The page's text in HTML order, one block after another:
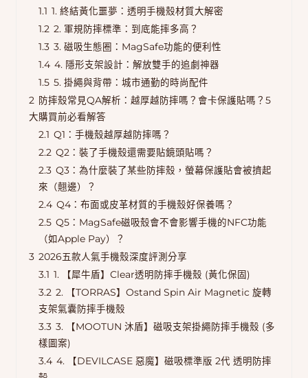
1.1 1. 終結黃化噩夢：透明手機殼材質大解密
1.2 2. 軍規防摔標準：到底能摔多高？
1.3 3. 磁吸生態圈：MagSafe功能的便利性
1.4 4. 隱形支架設計：解放雙手的追劇神器
1.5 5. 掛繩與背帶：城市通勤的時尚配件
2 防摔殼常見QA解析：越厚越防摔嗎？會卡保護貼嗎？5
大購買前必看解答
2.1 Q1：手機殼越厚越防摔嗎？
2.2 Q2：裝了手機殼還需要貼鏡頭貼嗎？
2.3 Q3：為什麼裝了某些防摔殼，螢幕保護貼會被擠起
來（翹邊）？
2.4 Q4：布面或皮革材質的手機殼好保養嗎？
2.5 Q5：MagSafe磁吸殼會不會影響手機的NFC功能
（如Apple Pay）？
3 2026五款人氣手機殼深度評測分享
3.1 1. 【犀牛盾】Clear透明防摔手機殼 (黃化保固)
3.2 2. 【TORRAS】Ostand Spin Air Magnetic 旋轉
支架氣囊防摔手機殼
3.3 3. 【MOOTUN 沐盾】磁吸支架掛繩防摔手機殼 (多
樣圖案)
3.4 4. 【DEVILCASE 惡魔】磁吸標準版 2代 透明防摔